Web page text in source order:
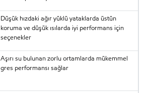
Düşük hızdaki ağır yüklü yataklarda üstün
koruma ve düşük ısılarda iyi performans için
seçenekler
Aşırı su bulunan zorlu ortamlarda mükemmel
gres performansı sağlar